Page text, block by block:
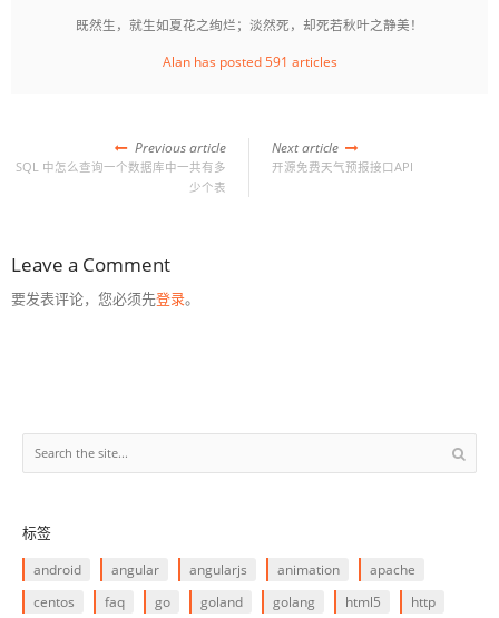
既然生，就生如夏花之绚烂；淡然死，却死若秋叶之静美！
Alan has posted 591 articles
Previous article
SQL 中怎么查询一个数据库中一共有多
少个表
Next article
开源免费天气预报接口API
Leave a Comment
要发表评论，您必须先登录。
标签
android angular angularjs animation
apache
centos
faq go goland golang html5 http